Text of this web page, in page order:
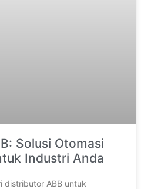
Solusi Otomasi
Industri Anda
distributor ABB untuk